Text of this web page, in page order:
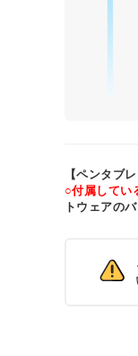
【ペンタブ
○付属してい
トウェアの